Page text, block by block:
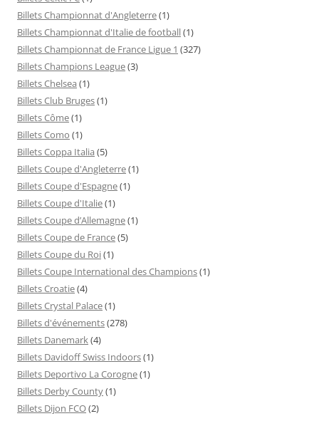
Billets Championnat d'Angleterre(1)
Billets Championnat d'Italie de football(1)
Billets Championnat de France Ligue 1 (327)
Billets Champions League(3)
Billets Chelsea (1)
Billets Club Bruges(1)
Billets Côme(1)
Billets Como (1)
Billets Coppa Italia (5)
Billets Coupe d'Angleterre(1)
Billets Coupe d'Espagne(1)
Billets Coupe d'Italie(1)
Billets Coupe d’Allemagne(1)
Billets Coupe de France(5)
Billets Coupe du Roi(1)
Billets Coupe International des Champions(1)
Billets Croatie(4)
Billets Crystal Palace(1)
Billets d'événements(278)
Billets Danemark(4)
Billets Davidoff Swiss Indoors(1)
Billets Deportivo La Corogne(1)
Billets Derby County(1)
Billets Dijon FCO(2)